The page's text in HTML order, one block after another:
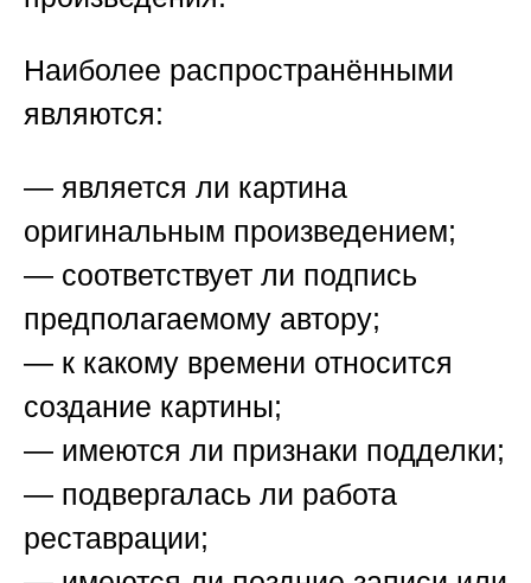
Наиболее распространёнными
являются:
— является ли картина
оригинальным произведением;
— соответствует ли подпись
предполагаемому автору;
— к какому времени относится
создание картины;
— имеются ли признаки подделки;
— подвергалась ли работа
реставрации;